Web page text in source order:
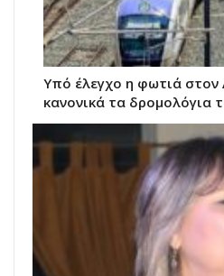
Υπό έλεγχο η φωτιά
κανονικά τα δρομολόγια